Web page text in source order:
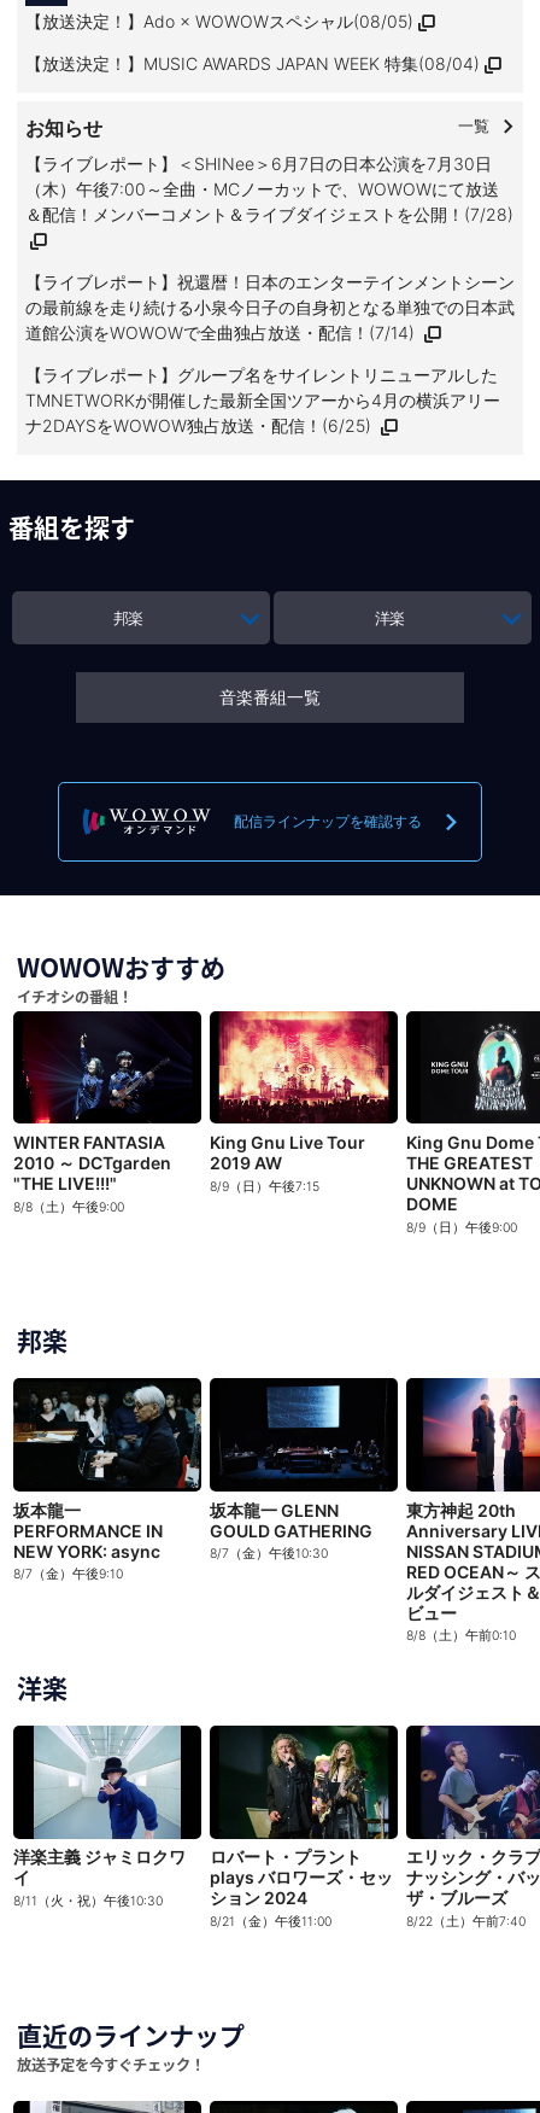
【放送決定！】Ado × WOWOWスペシャル(08/05)
【放送決定！】MUSIC AWARDS JAPAN WEEK 特集(08/04)
お知らせ 一覧
【ライブレポート】＜SHINee＞6月7日の日本公演を7月30日
（木）午後7:00～全曲・MCノーカットで、WOWOWにて放送
＆配信！メンバーコメント＆ライブダイジェストを公開！(7/28)
【ライブレポート】祝還暦！日本のエンターテインメントシーン
の最前線を走り続ける小泉今日子の自身初となる単独での日本武
道館公演をWOWOWで全曲独占放送・配信！(7/14)
【ライブレポート】グループ名をサイレントリニューアルした
TMNETWORKが開催した最新全国ツアーから4月の横浜アリー
ナ2DAYSをWOWOW独占放送・配信！(6/25)
番組を探す
邦楽 洋楽
音楽番組一覧
配信ラインナップを確認する
WOWOWおすすめ
イチオシの番組！
WINTER FANTASIA
2010 ～ DCTgarden
"THE LIVE!!!"
8/8（土）午後9:00
King Gnu Live Tour
2019 AW
8/9（日）午後7:15
King Gnu Dome
THE GREATEST
UNKNOWN at
DOME
8/9（日）午後9:00
邦楽
坂本龍一
PERFORMANCE IN
NEW YORK: async
8/7（金）午後9:10
坂本龍一 GLENN
GOULD GATHERING
8/7（金）午後10:30
東方神起 20th
Anniversary
NISSAN
RED OCEAN～
ルダイジェスト
ビュー
8/8（土）午前0:10
洋楽
洋楽主義 ジャミロクワ
イ
8/11（火・祝）午後10:30
ロバート・プラント
plays バロワーズ・セッ
ション 2024
8/21（金）午後11:00
エリック・クラ
ナッシング・バ
ザ・ブルーズ
8/22（土）午前7:40
直近のラインナップ
放送予定を今すぐチェック！